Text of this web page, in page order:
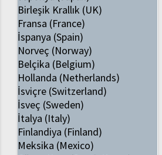
Birleşik Krallık (UK)
Fransa (France)
İspanya (Spain)
Norveç (Norway)
Belçika (Belgium)
Hollanda (Netherlands)
İsviçre (Switzerland)
İsveç (Sweden)
İtalya (Italy)
Finlandiya (Finland)
Meksika (Mexico)